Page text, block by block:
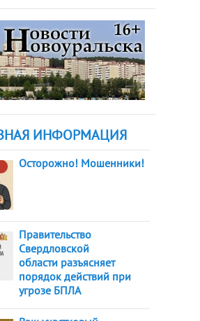
ИНФОРМАЦИЯ
Осторожно! Мошенники!
Правительство
Свердловской
области разъясняет
порядок действий при
угрозе БПЛА